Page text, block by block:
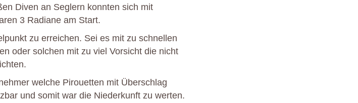
Diven an Seglern konnten sich mit
3 Radiane am Start.
zu erreichen. Sei es mit zu schnellen
oder solchen mit zu viel Vorsicht die nicht
welche Pirouetten mit Überschlag
und somit war die Niederkunft zu werten.